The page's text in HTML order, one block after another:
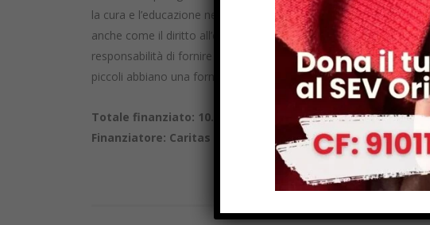
la cura e l’educazione nei primi anni di vita nel determinare il
anche come il diritto all’educazione non sorga all’improvviso
responsabilità di fornire
e cura alla prima infanzia e
piccoli abbiano una formazione professionale e accreditamenti,
Totale finanziato: 10.750,00 Euro
Finanziatore: Caritas Antoniana